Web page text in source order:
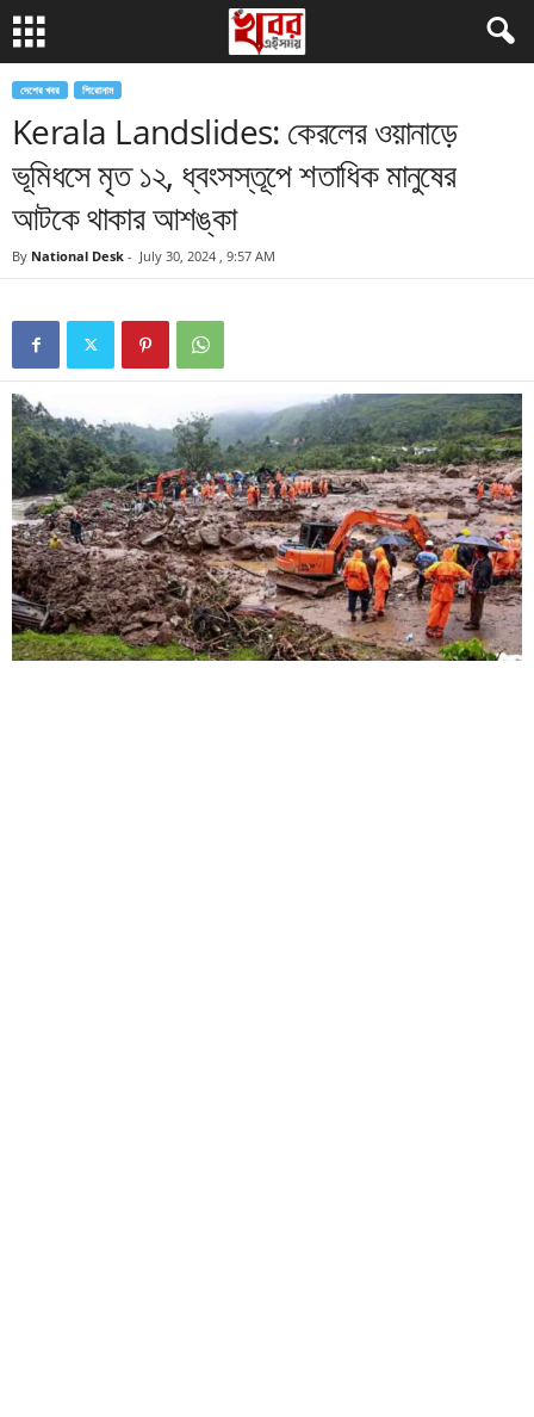
দেশের খবর শিরোনাম
Kerala Landslides: কেরলের ওয়ানাড়ে
ভূমিধসে মৃত ১২, ধ্বংসস্তূপে শতাধিক মানুষের
আটকে থাকার আশঙ্কা
By National Desk - July 30, 2024 , 9:57 AM